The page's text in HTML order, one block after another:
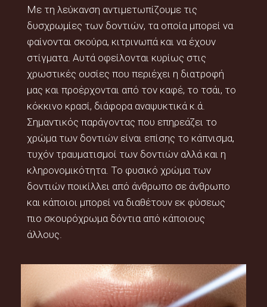
Με τη λεύκανση αντιμετωπίζουμε τις
δυσχρωμίες των δοντιών, τα οποία μπορεί να
φαίνονται σκούρα, κιτρινωπά και να έχουν
στίγματα. Αυτά οφείλονται κυρίως στις
χρωστικές ουσίες που περιέχει η διατροφή
μας και προέρχονται από τον καφέ, το τσάι, το
κόκκινο κρασί, διάφορα αναψυκτικά κ.ά.
Σημαντικός παράγοντας που επηρεάζει το
χρώμα των δοντιών είναι επίσης το κάπνισμα,
τυχόν τραυματισμοί των δοντιών αλλά και η
κληρονομικότητα. Το φυσικό χρώμα των
δοντιών ποικίλλει από άνθρωπο σε άνθρωπο
και κάποιοι μπορεί να διαθέτουν εκ φύσεως
πιο σκουρόχρωμα δόντια από κάποιους
άλλους.